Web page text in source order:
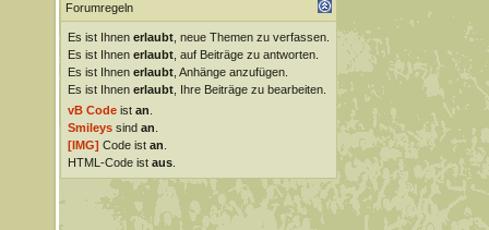
Forumregeln
Es ist Ihnen erlaubt, neue Themen zu verfassen.
Es ist Ihnen erlaubt, auf Beiträge zu antworten.
Es ist Ihnen erlaubt, Anhänge anzufügen.
Es ist Ihnen erlaubt, Ihre Beiträge zu bearbeiten.
vB Codeist an
Smileyssind an
[IMG] Code ist an
HTML-Code ist aus.